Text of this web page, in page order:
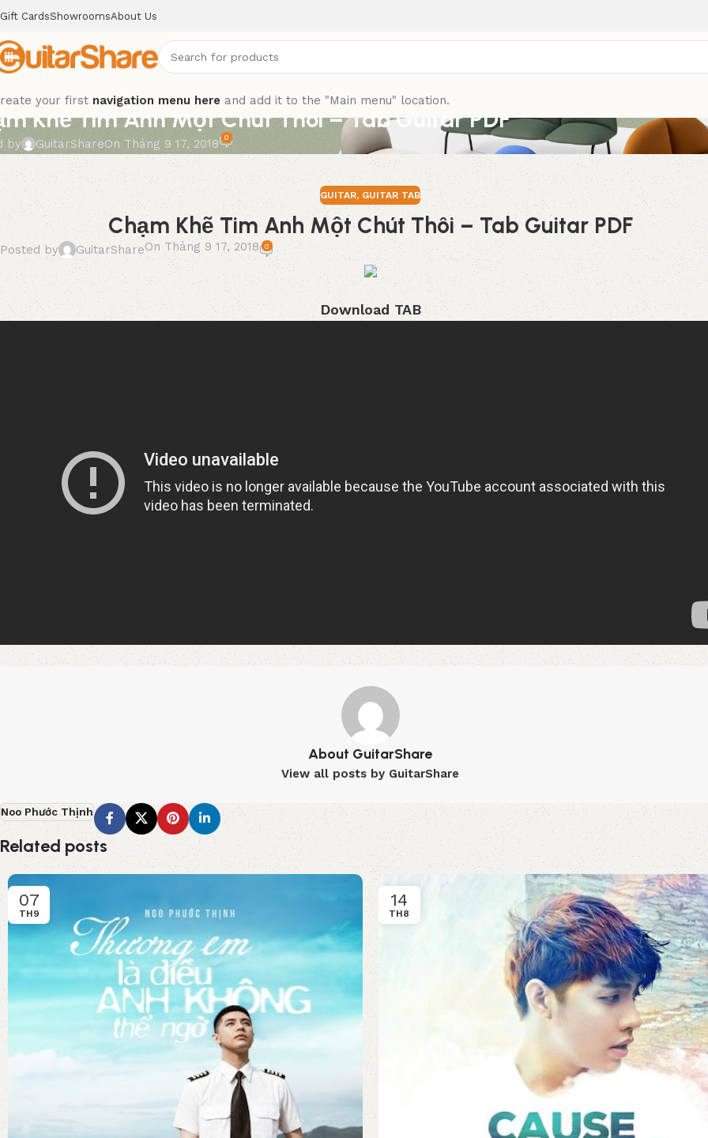
Gift CardsShowroomsAbout Us
your first navigation menu here and add it to the "Main menu" location.
, GUITAR TAB
Khẽ Tim Anh Một Chút Thôi – Tab Guitar PDF
by GuitarShareOn Tháng 9 17, 2018 0
GUITAR, GUITAR TAB
Chạm Khẽ Tim Anh Một Chút Thôi – Tab Guitar PDF
Posted by GuitarShareOn Tháng 9 17, 2018 0
Download TAB
About GuitarShare
View all posts by GuitarShare
Noo Phước Thịnh
Related posts
07
TH9
14
TH8